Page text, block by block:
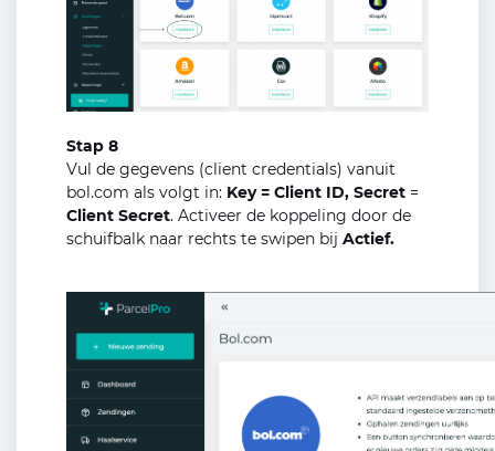
Stap 8
Vul de gegevens (client credentials) vanuit
bol.com als volgt in: Key = Client ID, Secret=
Client Secret. Activeer de koppeling door de
schuifbalk naar rechts te swipen bij Actief.